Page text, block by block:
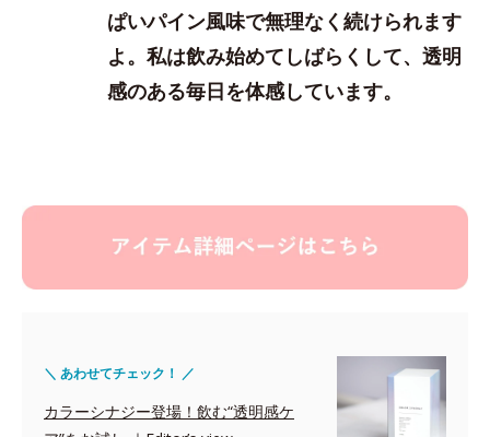
ぱいパイン風味で無理なく続けられます
よ。私は飲み始めてしばらくして、透明
感のある毎日を体感しています。
＼ あわせてチェック！ ／
カラーシナジー登場！飲む“透明感ケ